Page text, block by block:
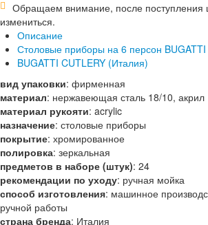
Обращаем внимание, после поступления
измениться.
Описание
Столовые приборы на 6 персон BUGATTI
BUGATTI CUTLERY (Италия)
вид упаковки: фирменная
материал: нержавеющая сталь 18/10, акрил
материал рукояти: acrylic
назначение: столовые приборы
покрытие: хромированное
полировка: зеркальная
предметов в наборе (штук): 24
рекомендации по уходу: ручная мойка
способ изготовления: машинное
ручной работы
страна бренда: Италия